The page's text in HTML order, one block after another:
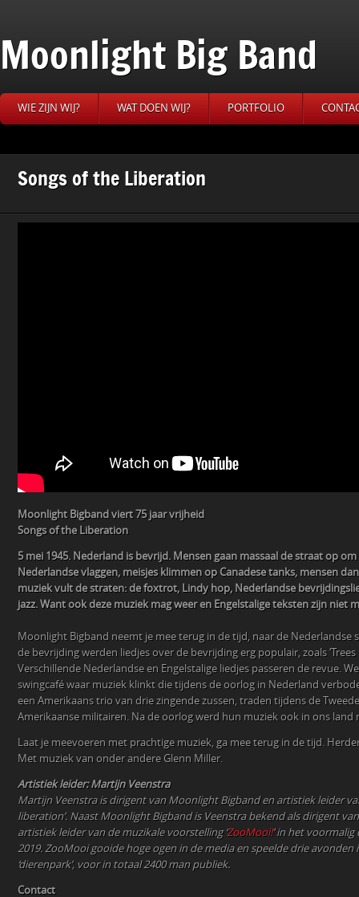
Moonlight Big Band
WIE ZIJN WIJ? WAT DOEN WIJ? PORTFOLIO
Songs of the Liberation
Moonlight Bigband viert 75 jaar vrijheid
Songs of the Liberation
5 mei 1945. Nederland is bevrijd. Mensen gaan massaal de straat op
Nederlandse vlaggen, meisjes klimmen op Canadese tanks, mensen
muziek vult de straten: de foxtrot, Lindy hop, Nederlandse
jazz. Want ook deze muziek mag weer en Engelstalige teksten zijn niet
Moonlight Bigband neemt je mee terug in de tijd, naar de Nederlandse
de bevrijding werden liedjes over de bevrijding erg populair, zoals ‘Trees
Verschillende Nederlandse en Engelstalige liedjes passeren de revue.
swingcafé waar muziek klinkt die tijdens de oorlog in Nederland
een Amerikaans trio van drie zingende zussen, traden tijdens de
Amerikaanse militairen. Na de oorlog werd hun muziek ook in ons land
Laat je meevoeren met prachtige muziek, ga mee terug in de tijd.
Met muziek van onder andere Glenn Miller.
Artistiek leider: Martijn Veenstra
Martijn Veenstra is dirigent van Moonlight Bigband en artistiek leider
liberation’. Naast Moonlight Bigband is Veenstra bekend als dirigent
artistiek leider van de muzikale voorstelling ‘ ZooMooi!’ in het
2019. ZooMooi gooide hoge ogen in de media en speelde drie
‘dierenpark’, voor in totaal 2400 man publiek.
Contact